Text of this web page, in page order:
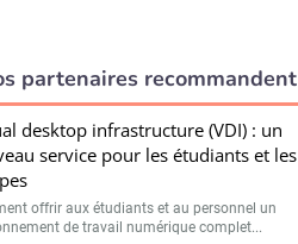
partenaires recommandent
desktop infrastructure (VDI) : un
service pour les étudiants et les
offrir aux étudiants et au personnel un
de travail numérique complet...